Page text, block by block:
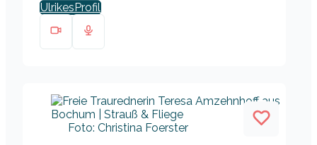
Ulrikes
Foto: Christina Foerster